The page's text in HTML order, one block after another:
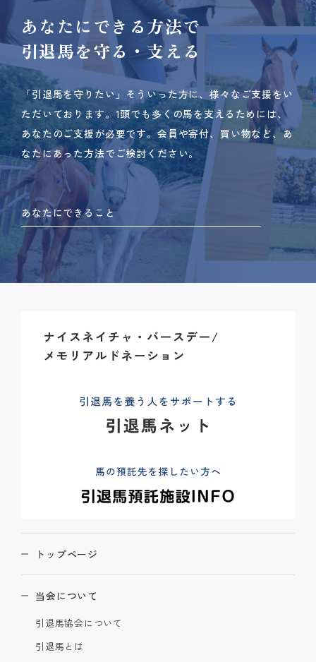
あなたにできる方法で
引退馬を守る・支える
「引退馬を守りたい」そういった方に、様々なご支援をい
ただいております。 1頭でも多くの馬を支えるためには、
あなたのご支援が必要です。 会員や寄付、買い物など、あ
なたにあった方法でご検討ください。
あなたにできること
トップページ
当会について
引退馬協会について
引退馬とは